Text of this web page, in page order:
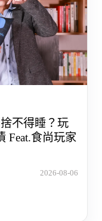
不得睡？玩
Feat.食尚玩家
2026-08-06